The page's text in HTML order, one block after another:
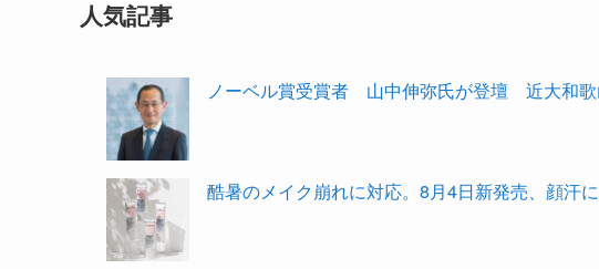
人気記事
ノーベル賞受賞者 山中伸弥氏が登壇 近大和歌
酷暑のメイク崩れに対応。8月4日新発売、顔汗